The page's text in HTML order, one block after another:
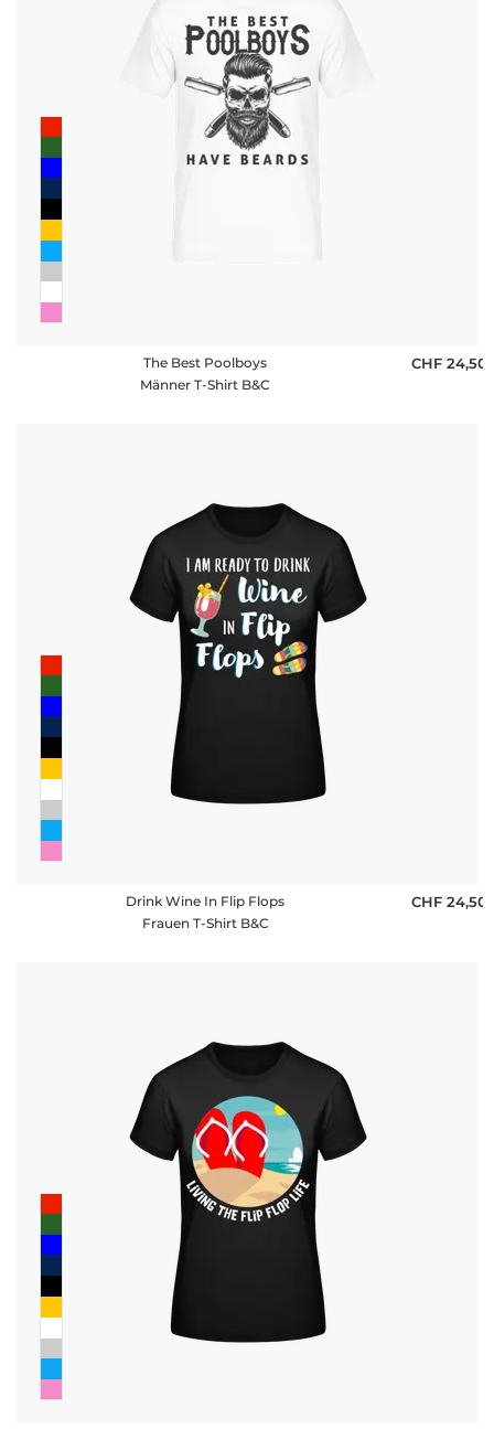
The Best Poolboys
Männer T-Shirt B&C
CHF 24,50
Drink Wine In Flip Flops
Frauen T-Shirt B&C
CHF 24,50